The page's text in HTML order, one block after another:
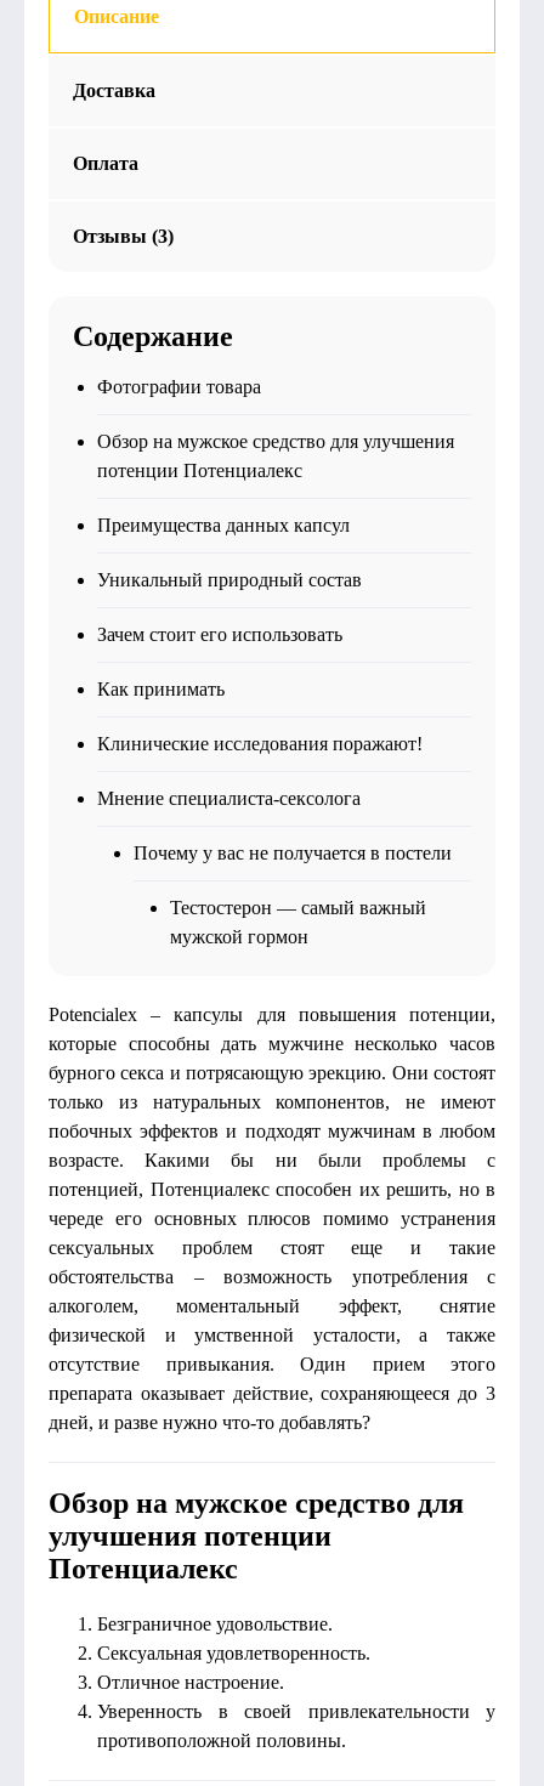
Описание
Доставка
Оплата
Отзывы (3)
Содержание
Фотографии товара
Обзор на мужское средство для улучшения
потенции Потенциалекс
Преимущества данных капсул
Уникальный природный состав
Зачем стоит его использовать
Как принимать
Клинические исследования поражают!
Мнение специалиста-сексолога
Почему у вас не получается в постели
Тестостерон — самый важный
мужской гормон
Potencialex – капсулы для повышения потенции,
которые способны дать мужчине несколько часов
бурного секса и потрясающую эрекцию. Они состоят
только из натуральных компонентов, не имеют
побочных эффектов и подходят мужчинам в любом
возрасте. Какими бы ни были проблемы с
потенцией, Потенциалекс способен их решить, но в
череде его основных плюсов помимо устранения
сексуальных проблем стоят еще и такие
обстоятельства – возможность употребления с
алкоголем, моментальный эффект, снятие
физической и умственной усталости, а также
отсутствие привыкания. Один прием этого
препарата оказывает действие, сохраняющееся до 3
дней, и разве нужно что-то добавлять?
Обзор на мужское средство для
улучшения потенции
Потенциалекс
Безграничное удовольствие.
Сексуальная удовлетворенность.
Отличное настроение.
Уверенность в своей привлекательности у
противоположной половины.